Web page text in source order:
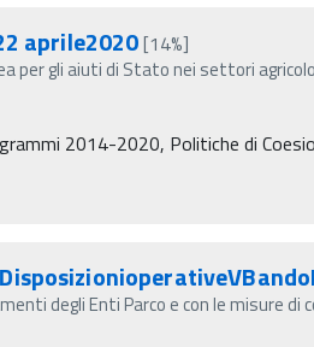
aprile2020[14%]
per gli aiuti di Stato nei settori
2014-2020, Politiche di
degli Enti Parco e con le misure di